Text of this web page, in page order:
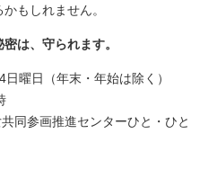
もしれません。
は、守られます。
曜日（年末・年始は除く）
同参画推進センターひと・ひと